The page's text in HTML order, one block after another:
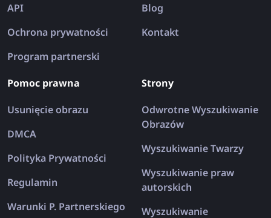
API
Ochrona prywatności
Program partnerski
Blog
Kontakt
Pomoc prawna
Usunięcie obrazu
DMCA
Polityka Prywatności
Regulamin
Warunki P. Partnerskiego
Strony
Odwrotne Wyszukiwanie
Obrazów
Wyszukiwanie Twarzy
Wyszukiwanie praw
autorskich
Wyszukiwanie